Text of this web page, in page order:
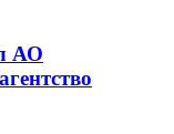
АО